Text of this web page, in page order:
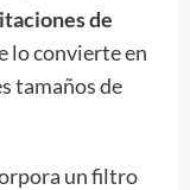
de
lo convierte en
tamaños de
un filtro